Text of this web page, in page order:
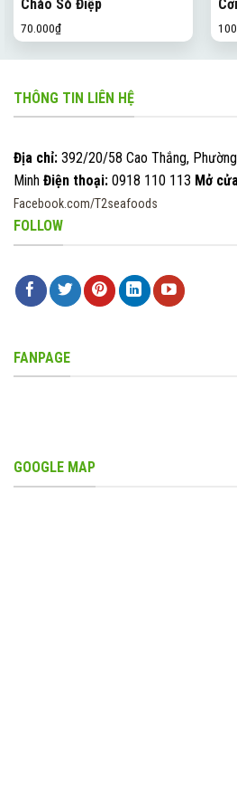
Cháo Sò Điệp
70.000₫
THÔNG TIN LIÊN HỆ
Địa chỉ: 392/20/58 Cao Thắng,
Minh Điện thoại: 0918 110 113 Mở
Facebook.com/T2seafoods
FOLLOW
FANPAGE
GOOGLE MAP